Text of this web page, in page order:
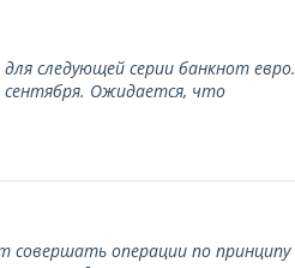
следующей серии банкнот евро.
Ожидается, что
совершать операции по принципу